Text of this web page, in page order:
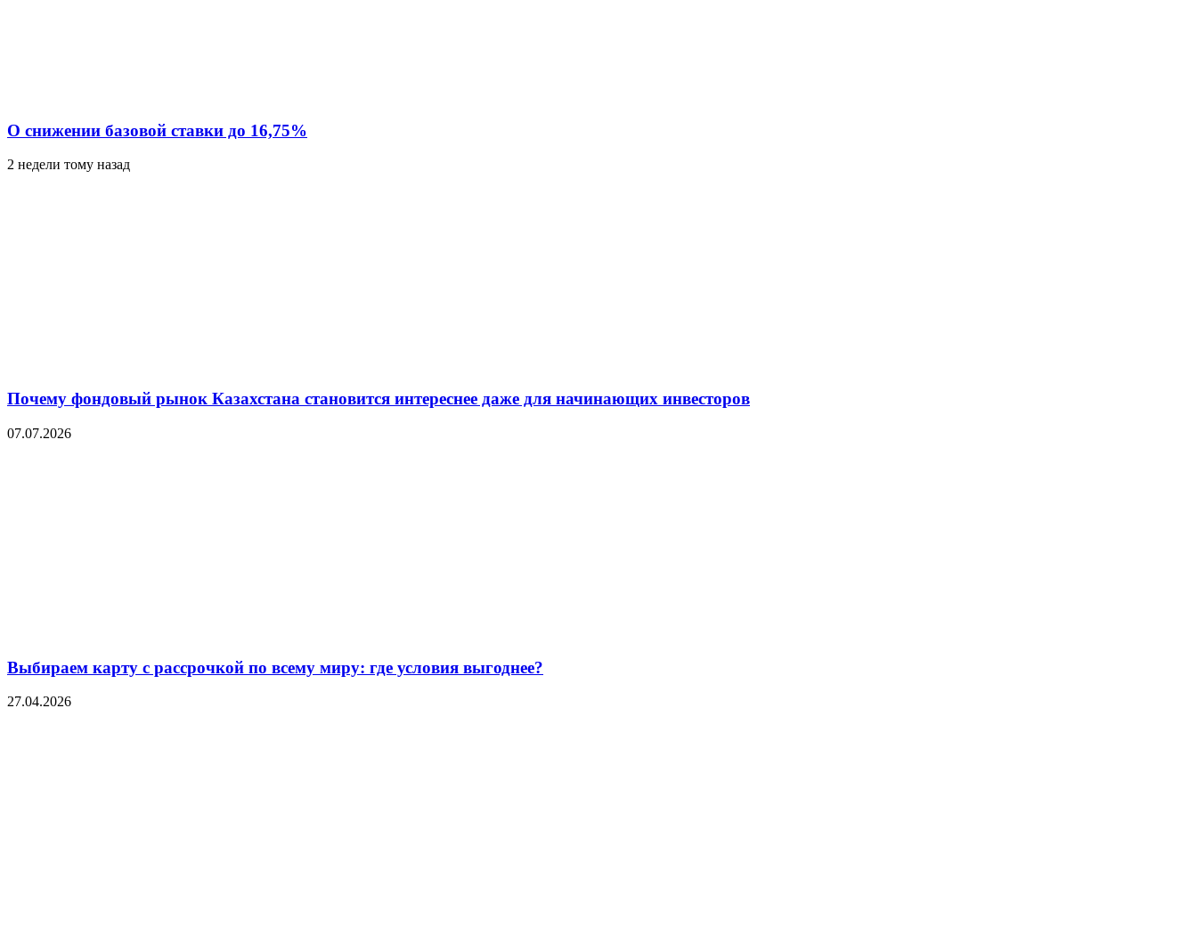
О снижении базовой ставки до 16,75%
2 недели тому назад
Почему фондовый рынок Казахстана становится интереснее даже для начинающих инвесторов
07.07.2026
Выбираем карту с рассрочкой по всему миру: где условия выгоднее?
27.04.2026